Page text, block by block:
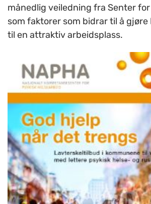
månedlig veiledning fra Senter
som faktorer som bidrar til å
til en attraktiv arbeidsplass.